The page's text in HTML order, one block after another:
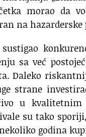
morao da
na hazarderske
sa već
Daleko
strane
u kvalitetnim
su tako
godina